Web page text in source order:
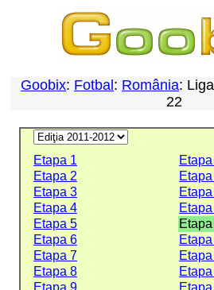
Goobix: Fotbal : România:
22
Etapa 1
Etapa 2
Etapa 3
Etapa 4
Etapa 5
Etapa 6
Etapa 7
Etapa 8
Etapa 9